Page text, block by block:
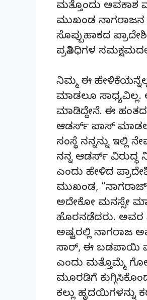
ಮತ್ತೊಂದು
ಮುಖಂಡ ನಾಗರಾಜನ
ಸೊಪ್ಪುಹಾಕದ
ಪ್ರತಿನಿಧಿಗಳ
ನಿಮ್ಮ ಈ
ಮಾಡಲೂ
ಮಾಡಿದ್ದೇನೆ. ಈ
ಆಡರ್ಸ್ ಪಾಸ್ ಮಾಡಲು
ಸಂಸ್ಥೆ ನನ್ನನ್ನು
ನನ್ನ ಆಡರ್ಸ್ ವಿರುದ್ಧ
ಎಂದು ಹೇಳಿದ
ಮುಖಂಡ, “ನಾಗರಾಜ್,
ಅದೇಕೋ ಮನಸ್ಸೇ
ಹೊರನಡೆದರು. ಅವರ
ಅಷ್ಟರಲ್ಲಿ ನಾಗರಾಜ
ಸಾರ್, ಈ ಬಡಪಾಯಿ
ಎಂದು ಮತ್ತೊಮ್ಮೆ
ಮೂರಡಿಗೆ
ಕಲ್ಲು ಹೃದಯಿಗಳನ್ನು